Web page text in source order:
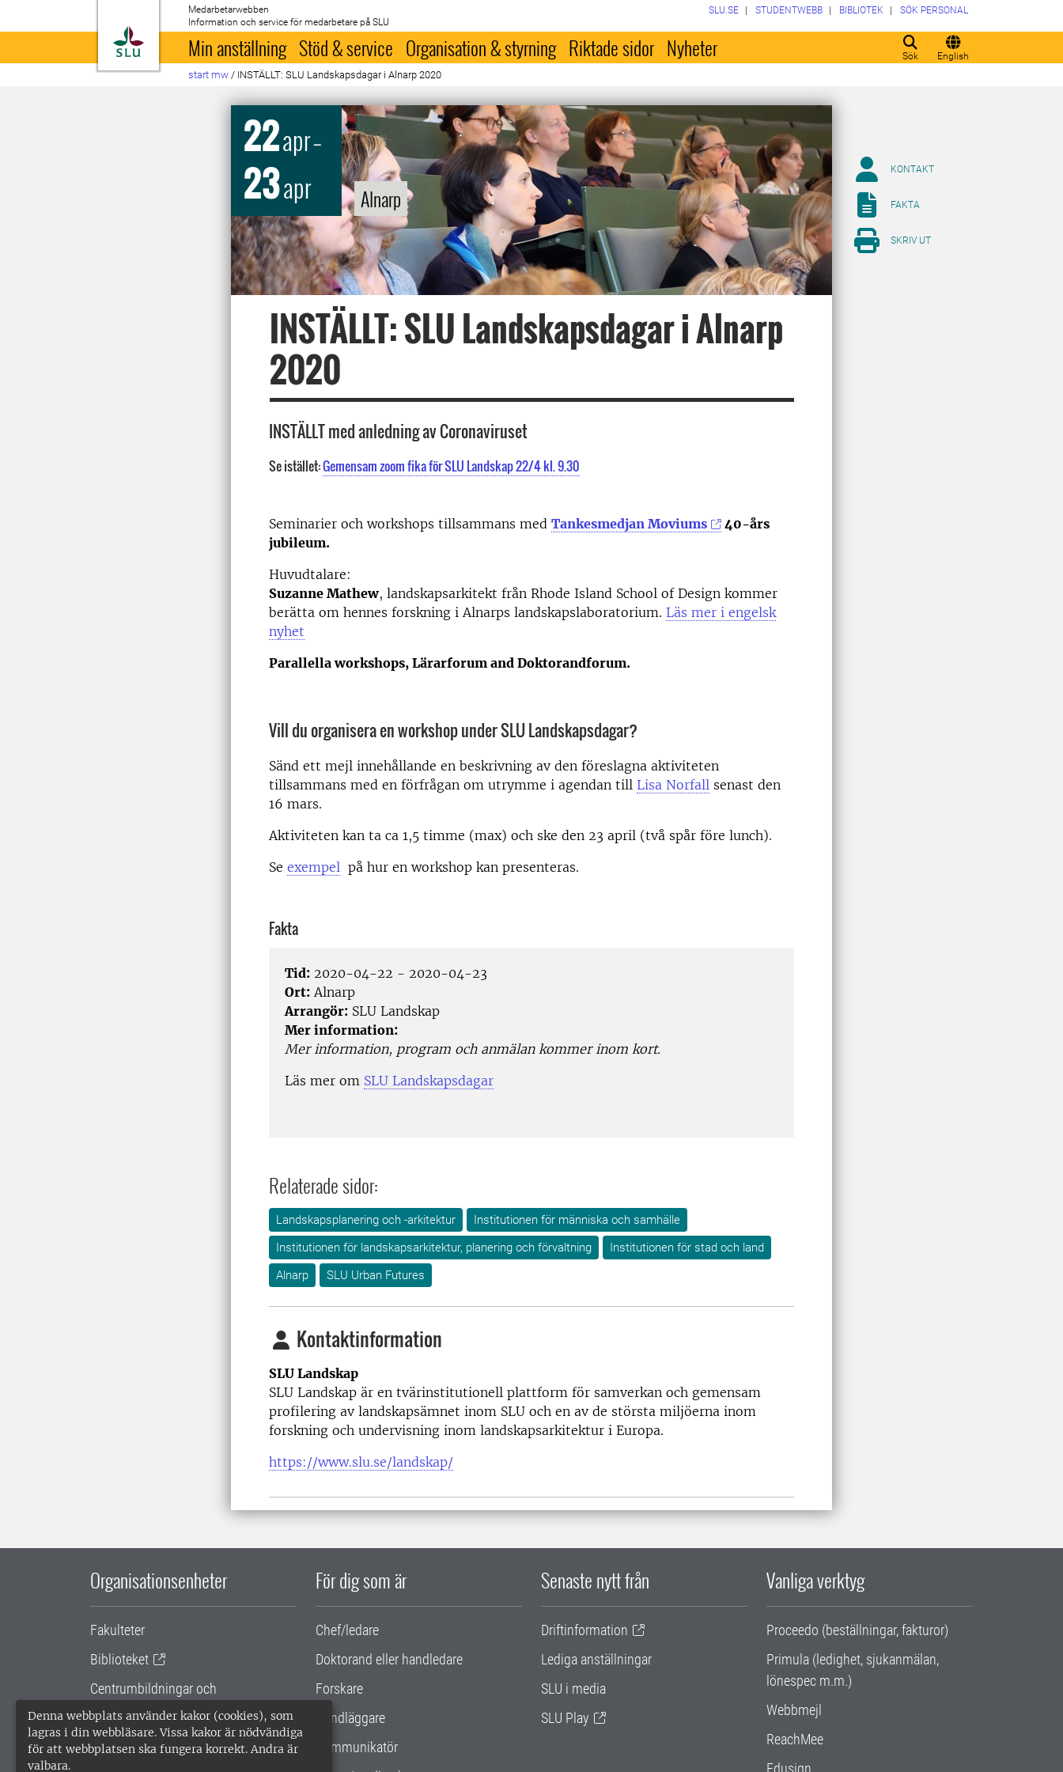
Denna webbplats använder kakor (cookies), som
lagras i din webbläsare. Vissa kakor är nödvändiga
för att webbplatsen ska fungera korrekt. Andra är
valbara.
Till startsida
Medarbetarwebben
Information och service för medarbetare på SLU
Sök English
SLU.SE STUDENTWEBB BIBLIOTEK SÖK PERSONAL
Min anställning Stöd & service Organisation & styrning Riktade sidor Nyheter
start mw / INSTÄLLT: SLU Landskapsdagar i Alnarp 2020
22apr–
23apr Alnarp
INSTÄLLT: SLU Landskapsdagar i Alnarp
2020
INSTÄLLT med anledning av Coronaviruset
Se istället:Gemensam zoom fika för SLU Landskap 22/4 kl. 9.30
Seminarier och workshops tillsammans med Tankesmedjan Moviums
40-års
jubileum.
Huvudtalare:
Suzanne Mathew, landskapsarkitekt från Rhode Island School of Design kommer
berätta om hennes forskning i Alnarps landskapslaboratorium. Läs mer i engelsk
nyhet
Parallella workshops, Lärarforum and Doktorandforum.
Vill du organisera en workshop under SLU Landskapsdagar?
Sänd ett mejl innehållande en beskrivning av den föreslagna aktiviteten
tillsammans med en förfrågan om utrymme i agendan till Lisa Norfall senast den
16 mars.
Aktiviteten kan ta ca 1,5 timme (max) och ske den 23 april (två spår före lunch).
Se exempel på hur en workshop kan presenteras.
Fakta
Tid: 2020-04-22 - 2020-04-23
Ort: Alnarp
Arrangör: SLU Landskap
Mer information:
Mer information, program och anmälan kommer inom kort.
Läs mer om SLU Landskapsdagar
Relaterade sidor:
Landskapsplanering och -arkitektur
Institutionen för människa och samhälle
Institutionen för landskapsarkitektur, planering och förvaltning
Institutionen för stad och land
Alnarp
SLU Urban Futures
Kontaktinformation
SLU Landskap
SLU Landskap är en tvärinstitutionell plattform för samverkan och gemensam
profilering av landskapsämnet inom SLU och en av de största miljöerna inom
forskning och undervisning inom landskapsarkitektur i Europa.
https://www.slu.se/landskap/
KONTAKT
FAKTA
SKRIV UT
Organisationsenheter
Fakulteter
Biblioteket
Centrumbildningar och
samarbetsprojekt
Gemensamma verksamhetsstödet
För dig som är
Chef/ledare
Doktorand eller handledare
Forskare
Handläggare
Kommunikatör
Senaste nytt från
Driftinformation
Lediga anställningar
SLU i media
SLU Play
Vanliga verktyg
Proceedo (beställningar, fakturor)
Primula (ledighet, sjukanmälan,
lönespec m.m.)
Webbmejl
ReachMee
Edusign